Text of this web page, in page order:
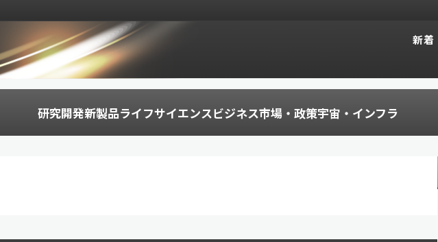
新着
研究開発新製品ライフサイエンスビジネス市場・政策宇宙・インフラ